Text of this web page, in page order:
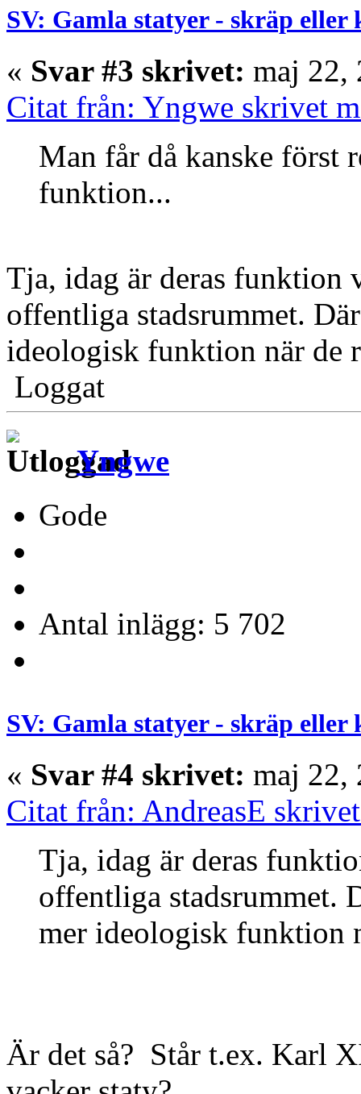
SV: Gamla statyer - skräp
« Svar #3 skrivet: maj 22,
Citat från: Yngwe skrivet
Man får då kanske först
funktion...
Tja, idag är deras funktion
offentliga stadsrummet.
ideologisk funktion när de
Loggat
Yngwe
Gode
Antal inlägg: 5 702
SV: Gamla statyer - skräp
« Svar #4 skrivet: maj 22,
Citat från: AndreasE
Tja, idag är deras
offentliga stadsrummet.
mer ideologisk funktion
Är det så? Står t.ex. Karl